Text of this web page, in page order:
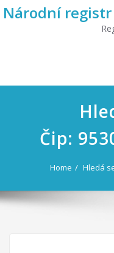
Národní
Čip:
Home Hledá